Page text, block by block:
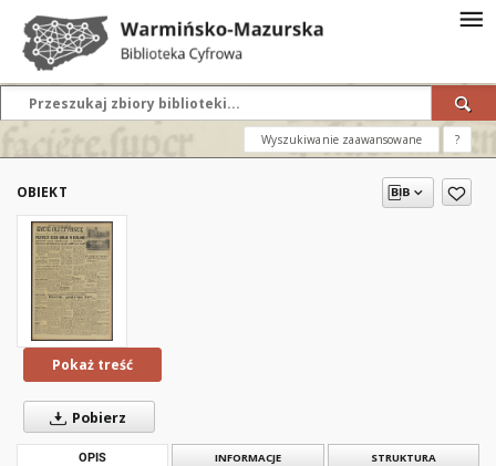
Wyszukiwanie zaawansowane ?
OBIEKT
Pokaż treść
Pobierz
OPIS INFORMACJE STRUKTURA